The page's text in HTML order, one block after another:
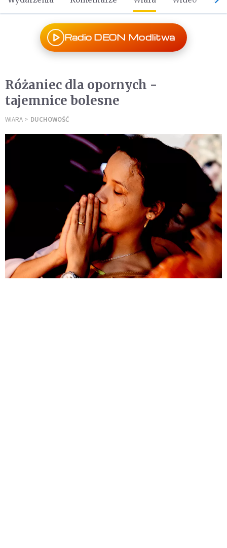
Radio DEON Modlitwa
Różaniec dla opornych -
tajemnice bolesne
WIARA DUCHOWOŚĆ